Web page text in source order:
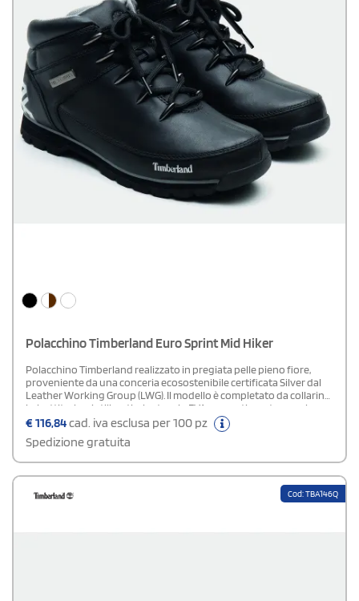
Polacchino Timberland Euro Sprint Mid Hiker
Polacchino Timberland realizzato in pregiata pelle pieno fiore,
proveniente da una conceria ecosostenibile certificata Silver dal
Leather Working Group (LWG). Il modello è completato da collarino
imbottito, lacci stilizzati, plantare in EVA ammortizzante e suola
esterna in gomma.
€116,84cad. iva esclusa per 100 pz
Spedizione gratuita
Cod: TBA146Q